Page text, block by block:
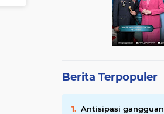
Berita Terpopuler
Antisipasi gangguan